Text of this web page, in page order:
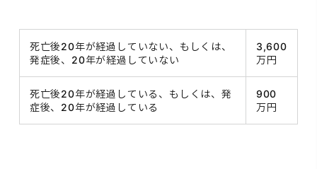
死亡後20年が経過していない、もしくは、
発症後、20年が経過していない
3,600
万円
死亡後20年が経過している、もしくは、発
症後、20年が経過している
900
万円